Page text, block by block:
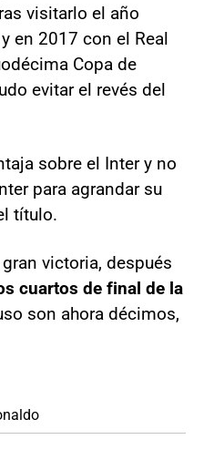
visitarlo el año
en 2017 con el Real
Copa de
evitar el revés del
sobre el Inter y no
para agrandar su
título.
victoria, después
cuartos de final de la
son ahora décimos,